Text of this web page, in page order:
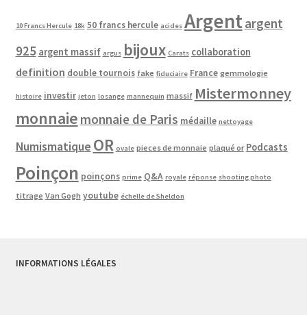
10 Francs Hercule 18k 50 francs hercule acides Argentargent
925 argent massif argus bijoux Carats collaboration
definition double tournois fake fiduciaire France gemmologie
histoire investir jeton losange mannequin massif Mistermonney
monnaie monnaie de Paris médaille nettoyage
Numismatique OR ovale pieces de monnaie plaqué or Podcasts
Poinçon poinçons prime Q&A royale réponse shooting photo
titrage Van Gogh youtube échelle de Sheldon
INFORMATIONS LÉGALES